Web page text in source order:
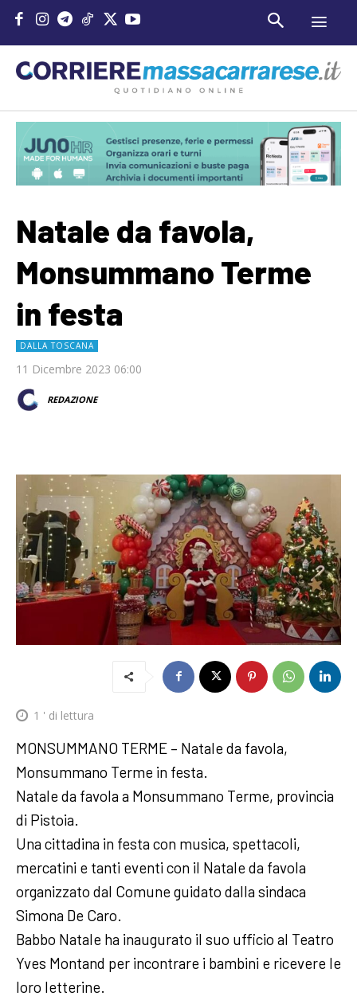
Natale da favola,
Monsummano Terme
in festa
DALLA TOSCANA
11 Dicembre 2023 06:00
REDAZIONE
1 ' di lettura
MONSUMMANO TERME – Natale da favola,
Monsummano Terme in festa.
Natale da favola a Monsummano Terme, provincia
di Pistoia.
Una cittadina in festa con musica, spettacoli,
mercatini e tanti eventi con il Natale da favola
organizzato dal Comune guidato dalla sindaca
Simona De Caro.
Babbo Natale ha inaugurato il suo ufficio al Teatro
Yves Montand per incontrare i bambini e ricevere le
loro letterine.